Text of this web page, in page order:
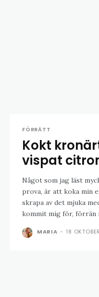
FÖRRÄTT
Kokt
vispat
Något som jag läst
prova, är att koka min
skrapa av det mjuka
kommit mig för, förrän
MARIA - 18